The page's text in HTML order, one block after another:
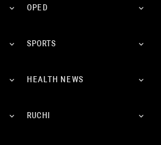
OPED
SPORTS
HEALTH NEWS
RUCHI